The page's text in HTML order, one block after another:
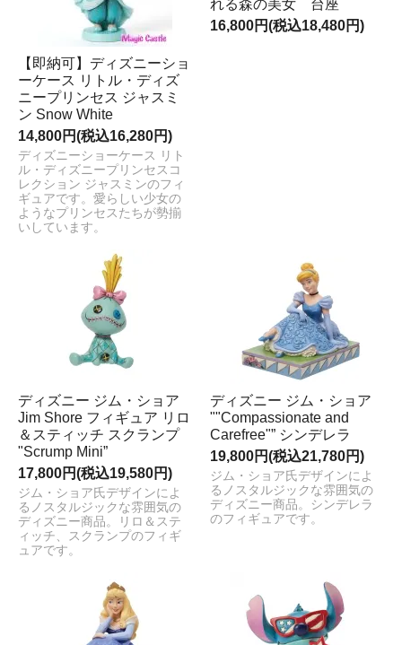
【即納可】ディズニーショ
ーケース リトル・ディズ
ニープリンセス ジャスミ
ン Snow White
14,800円(税込16,280円)
ディズニーショーケース リト
ル・ディズニープリンセスコ
レクション ジャスミンのフィ
ギュアです。愛らしい少女の
ようなプリンセスたちが勢揃
いしています。
れる森の美女 台座
16,800円(税込18,480円)
ディズニー ジム・ショア
Jim Shore フィギュア リロ
＆スティッチ スクランプ
"Scrump Mini”
17,800円(税込19,580円)
ジム・ショア氏デザインによ
るノスタルジックな雰囲気の
ディズニー商品。リロ＆ステ
ィッチ、スクランプのフィギ
ュアです。
ディズニー ジム・ショア
""Compassionate and
Carefree"” シンデレラ
19,800円(税込21,780円)
ジム・ショア氏デザインによ
るノスタルジックな雰囲気の
ディズニー商品。シンデレラ
のフィギュアです。